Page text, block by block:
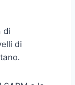
di
di